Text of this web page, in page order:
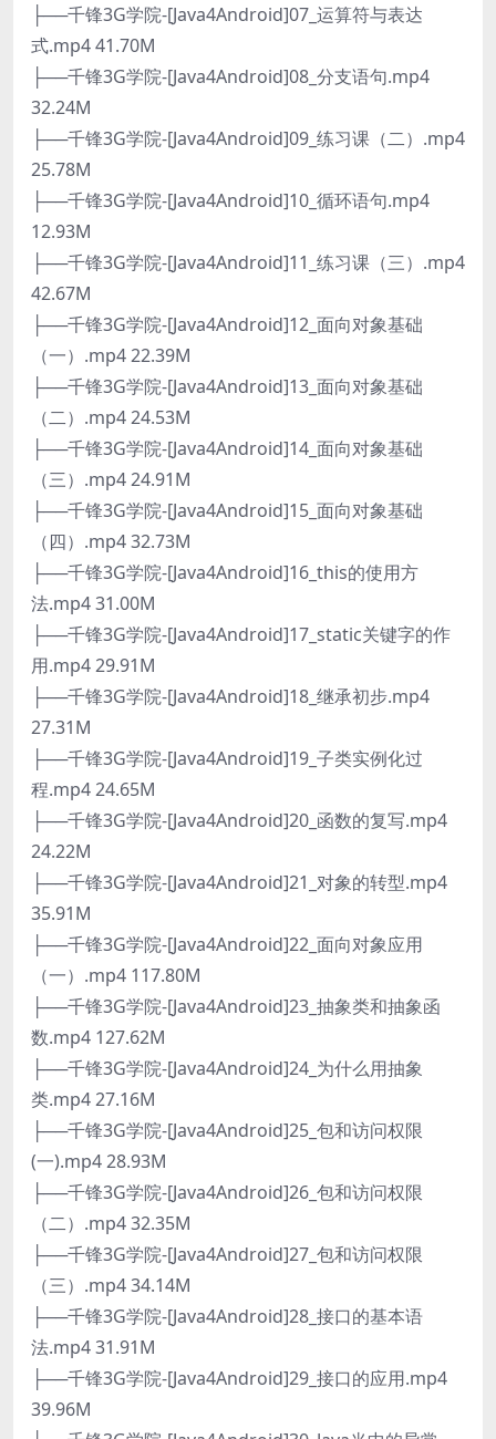
├──千锋3G学院-[Java4Android]07_运算符与表达
式.mp4 41.70M
├──千锋3G学院-[Java4Android]08_分支语句.mp4
32.24M
├──千锋3G学院-[Java4Android]09_练习课（二）.mp4
25.78M
├──千锋3G学院-[Java4Android]10_循环语句.mp4
12.93M
├──千锋3G学院-[Java4Android]11_练习课（三）.mp4
42.67M
├──千锋3G学院-[Java4Android]12_面向对象基础
（一）.mp4 22.39M
├──千锋3G学院-[Java4Android]13_面向对象基础
（二）.mp4 24.53M
├──千锋3G学院-[Java4Android]14_面向对象基础
（三）.mp4 24.91M
├──千锋3G学院-[Java4Android]15_面向对象基础
（四）.mp4 32.73M
├──千锋3G学院-[Java4Android]16_this的使用方
法.mp4 31.00M
├──千锋3G学院-[Java4Android]17_static关键字的作
用.mp4 29.91M
├──千锋3G学院-[Java4Android]18_继承初步.mp4
27.31M
├──千锋3G学院-[Java4Android]19_子类实例化过
程.mp4 24.65M
├──千锋3G学院-[Java4Android]20_函数的复写.mp4
24.22M
├──千锋3G学院-[Java4Android]21_对象的转型.mp4
35.91M
├──千锋3G学院-[Java4Android]22_面向对象应用
（一）.mp4 117.80M
├──千锋3G学院-[Java4Android]23_抽象类和抽象函
数.mp4 127.62M
├──千锋3G学院-[Java4Android]24_为什么用抽象
类.mp4 27.16M
├──千锋3G学院-[Java4Android]25_包和访问权限
(一).mp4 28.93M
├──千锋3G学院-[Java4Android]26_包和访问权限
（二）.mp4 32.35M
├──千锋3G学院-[Java4Android]27_包和访问权限
（三）.mp4 34.14M
├──千锋3G学院-[Java4Android]28_接口的基本语
法.mp4 31.91M
├──千锋3G学院-[Java4Android]29_接口的应用.mp4
39.96M